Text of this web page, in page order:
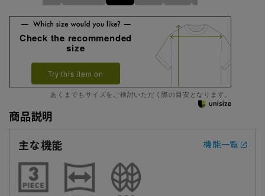
Check the recommended
size
Try this item on
あくまでもサイズをご検討いただく際の目安となります。
商品説明
主な機能
機能一覧